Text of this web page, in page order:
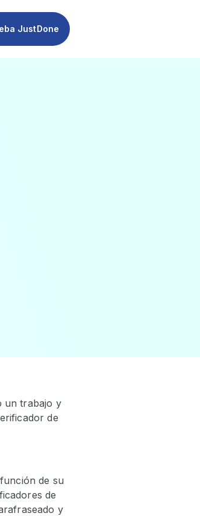
JustDone
un trabajo y
de
de su
de
y